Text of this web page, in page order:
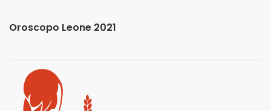
Oroscopo Leone 2021